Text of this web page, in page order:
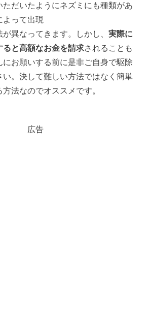
だいたようにネズミにも種類があ
よって出現
が異なってきます。しかし、実際に
ると高額なお金を請求されることも
にお願いする前に是非ご自身で駆除
い。決して難しい方法ではなく簡単
法なのでオススメです。
広告